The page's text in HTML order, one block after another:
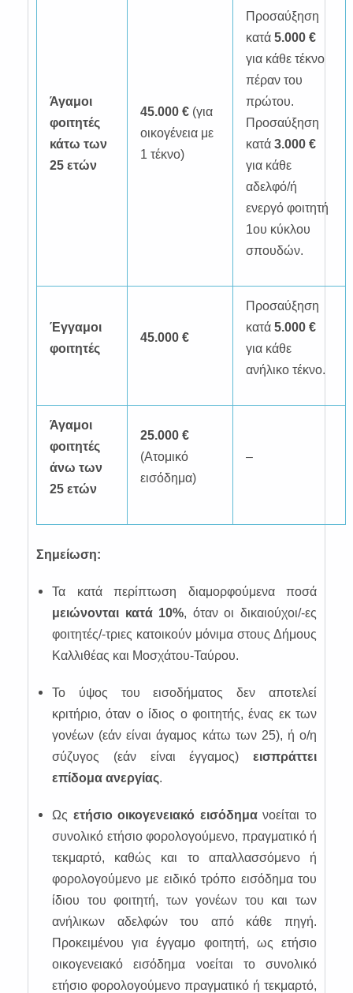
Άγαμοι
φοιτητές
κάτω των
25 ετών
45.000 € (για
οικογένεια με
1 τέκνο)
Προσαύξηση
κατά 5.000 €
για κάθε τέκνο
πέραν του
πρώτου.
Προσαύξηση
κατά 3.000 €
για κάθε
αδελφό/ή
ενεργό φοιτητή
1ου κύκλου
σπουδών.
Έγγαμοι
φοιτητές
45.000 €
Προσαύξηση
κατά 5.000 €
για κάθε
ανήλικο τέκνο.
Άγαμοι
φοιτητές
άνω των
25 ετών
25.000 €
(Ατομικό
εισόδημα)
–
Σημείωση:
Τα κατά περίπτωση διαμορφούμενα ποσά
μειώνονται κατά 10%, όταν οι δικαιούχοι/-ες
φοιτητές/-τριες κατοικούν μόνιμα στους Δήμους
Καλλιθέας και Μοσχάτου-Ταύρου.
Το ύψος του εισοδήματος δεν αποτελεί
κριτήριο, όταν ο ίδιος ο φοιτητής, ένας εκ των
γονέων (εάν είναι άγαμος κάτω των 25), ή ο/η
σύζυγος (εάν είναι έγγαμος) εισπράττει
επίδομα ανεργίας.
Ως ετήσιο οικογενειακό εισόδημανοείται το
συνολικό ετήσιο φορολογούμενο, πραγματικό ή
τεκμαρτό, καθώς και το απαλλασσόμενο ή
φορολογούμενο με ειδικό τρόπο εισόδημα του
ίδιου του φοιτητή, των γονέων του και των
ανήλικων αδελφών του από κάθε πηγή.
Προκειμένου για έγγαμο φοιτητή, ως ετήσιο
οικογενειακό εισόδημα νοείται το συνολικό
ετήσιο φορολογούμενο πραγματικό ή τεκμαρτό,